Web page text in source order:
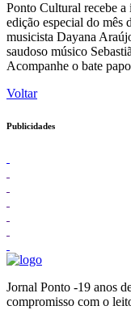
Ponto Cultural recebe
edição especial do mês
musicista Dayana
saudoso músico
Acompanhe o bate
Voltar
Publicidades
Jornal Ponto -19 anos
compromisso com o